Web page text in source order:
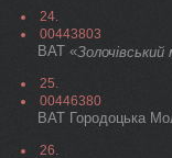
24.
00443803
ВАТ «Золочівський
25.
00446380
ВАТ Городоцька
26.